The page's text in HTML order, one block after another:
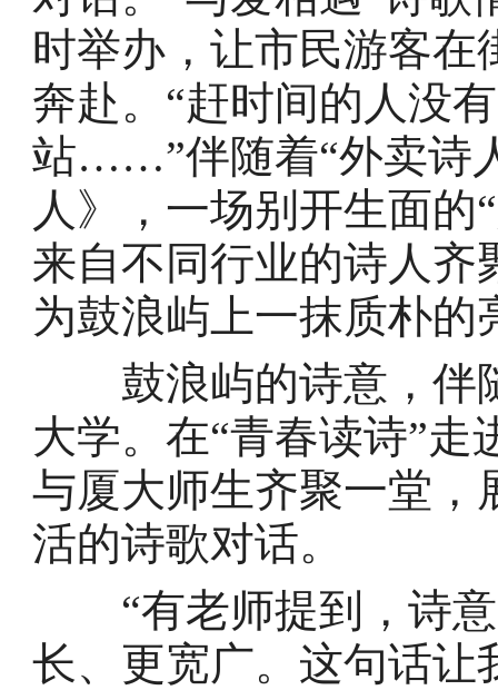
时举办，让市民游客
奔赴。“赶时间的人没
站……”伴随着“外卖诗
人》，一场别开生面的
来自不同行业的诗人齐
为鼓浪屿上一抹质朴的
鼓浪屿的诗意，伴
大学。在“青春读诗”走
与厦大师生齐聚一堂，
活的诗歌对话。
“有老师提到，诗意
长、更宽广。这句话让